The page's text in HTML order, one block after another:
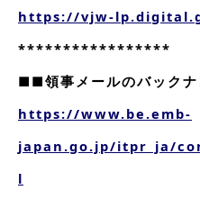
https://vjw-
*****************
■■領事メールのバック
https://www.be.emb-
japan.go.jp/itpr_ja/
l